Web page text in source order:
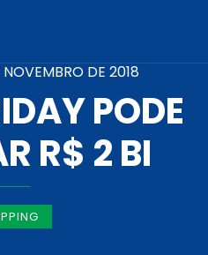
NOVEMBRO DE 2018
PODE
R$ 2 BI